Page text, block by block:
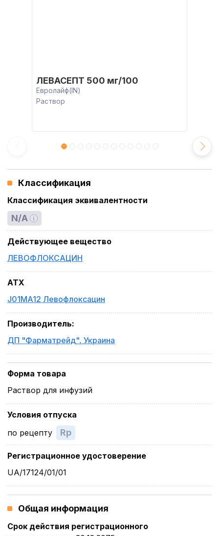
ЛЕВАСЕПТ 500 мг/100
Евролайф(IN)
Раствор
Классификация
Классификация эквивалентности
N/A
Действующее вещество
ЛЕВОФЛОКСАЦИН
ATX
J01MA12 Левофлоксацин
Производитель:
ДП "Фарматрейд", Украина
Форма товара
Раствор для инфузий
Условия отпуска
по рецепту
Rp
Регистрационное удостоверение
UA/17124/01/01
Общая информация
Срок действия регистрационного